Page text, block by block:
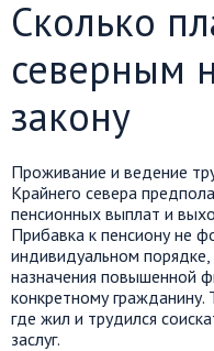
Сколько
северным
закону
Проживание и ведение
Крайнего севера
пенсионных выплат и
Прибавка к пенсиону не
индивидуальном порядке,
назначения повышенной
конкретному гражданину.
где жил и трудился
заслуг.